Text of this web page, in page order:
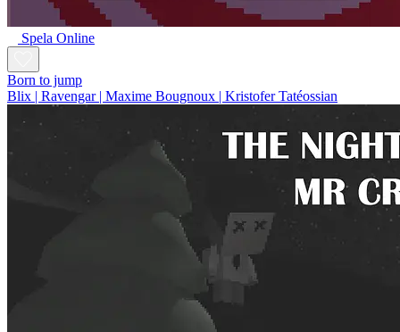
Spela Online
Born to jump
Blix | Ravengar | Maxime Bougnoux | Kristofer Tatéossian